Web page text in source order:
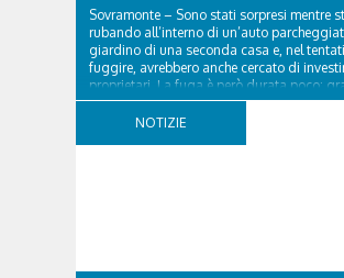
Sovramonte – Sono stati sorpresi mentre
rubando all’interno di un’auto
giardino di una seconda casa e, nel
fuggire, avrebbero anche cercato di
proprietari. La fuga è però durata poco:
tempestiva chiamata al 112 e
NOTIZIE